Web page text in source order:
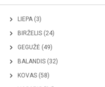
LIEPA (3)
BIRŽELIS (24)
GEGUŽĖ (49)
BALANDIS (32)
KOVAS (58)